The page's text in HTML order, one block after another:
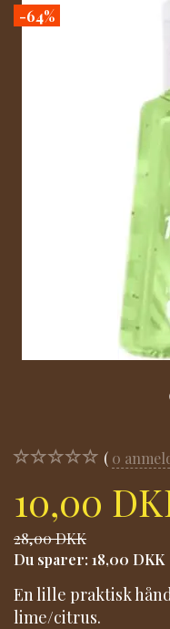
-64%
0
10,00
28,00 DKK
Du sparer: 18,00 DKK
En lille praktisk
lime/citrus.